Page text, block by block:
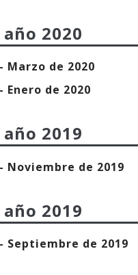
2020
de 2020
de 2020
2019
de 2019
2019
de 2019